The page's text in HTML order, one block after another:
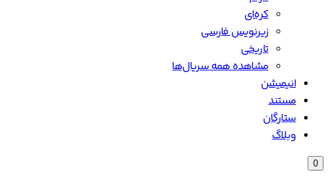
کره‌ای
زیرنویس فارسی
تاریخی
مشاهده همه سریال‌ها
انیمیشن
مستند
ستارگان
وبلاگ
0